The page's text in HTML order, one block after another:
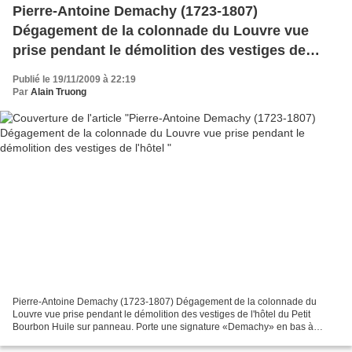
Pierre-Antoine Demachy (1723-1807)
Dégagement de la colonnade du Louvre vue
prise pendant le démolition des vestiges de
Publié le 19/11/2009 à 22:19
Par Alain Truong
Pierre-Antoine Demachy (1723-1807) Dégagement de la colonnade du
Louvre vue prise pendant le démolition des vestiges de l'hôtel du Petit
Bourbon Huile sur panneau. Porte une signature «Demachy» en bas à